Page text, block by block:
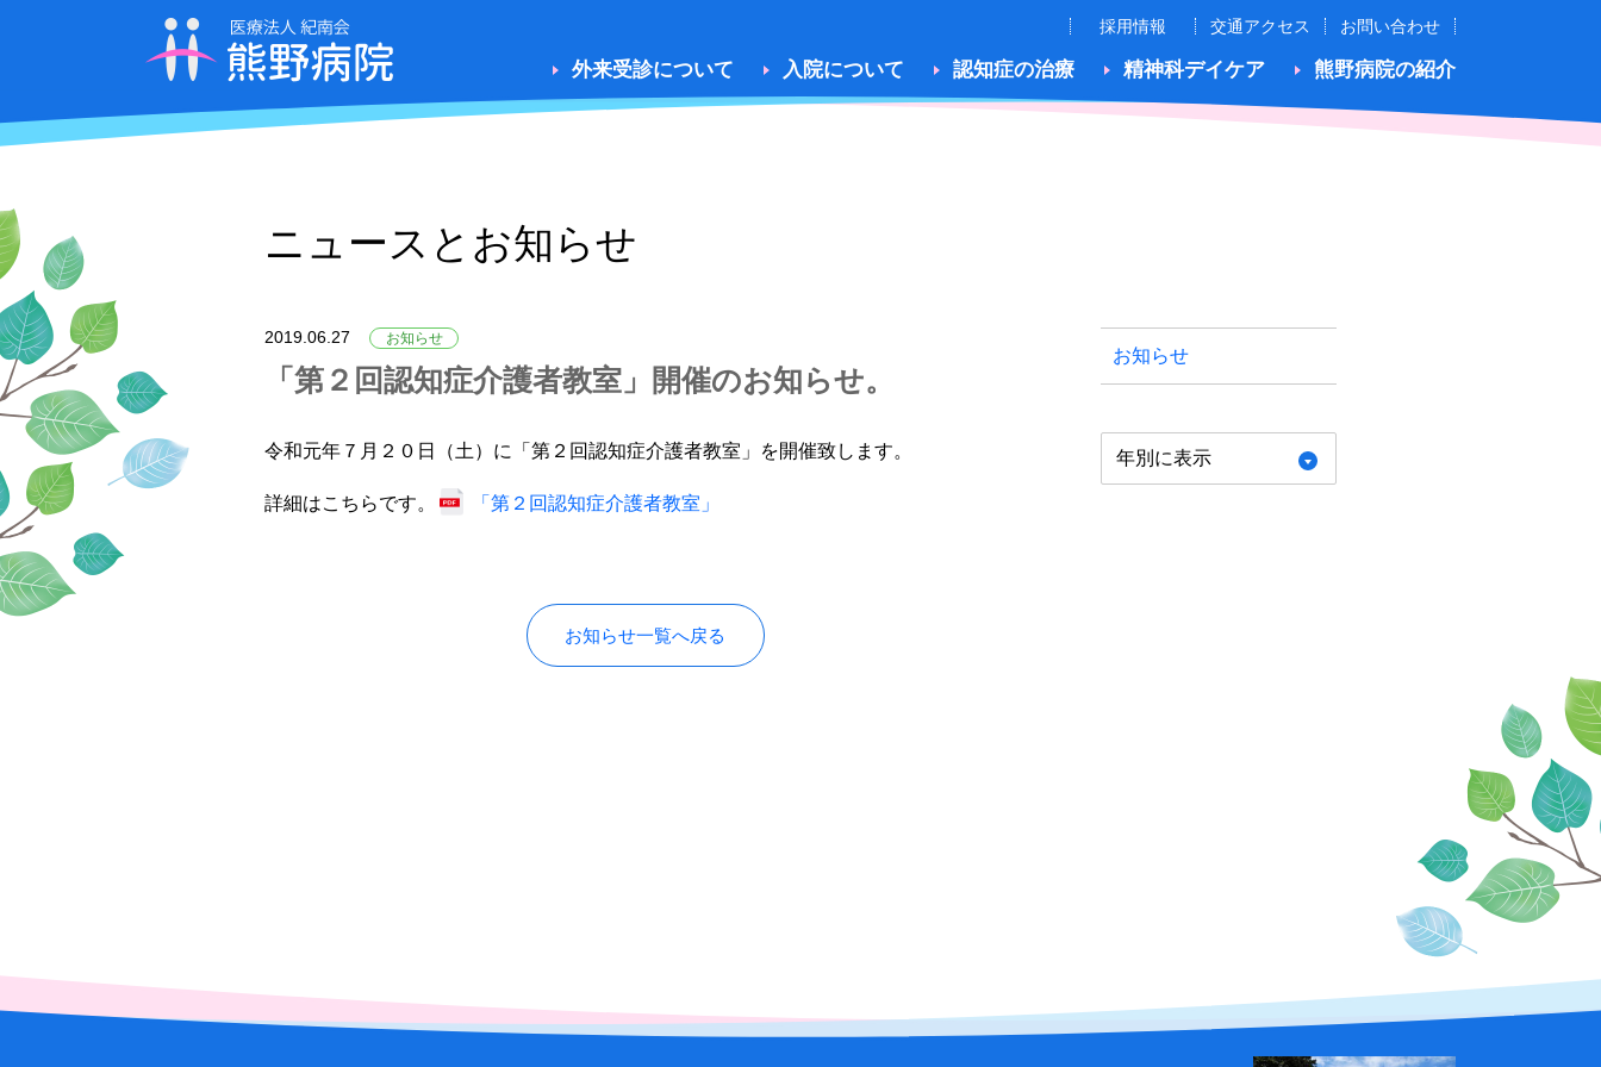
外来受診について 入院について 認知症の治療 精神科デイケア 熊野病院の紹介
採用情報 交通アクセス お問い合わせ
ニュースとお知らせ
2019.06.27 お知らせ
「第２回認知症介護者教室」開催のお知らせ。
令和元年７月２０日（土）に「第２回認知症介護者教室」を開催致します。
詳細はこちらです。 「第２回認知症介護者教室」
お知らせ一覧へ戻る
お知らせ
年別に表示